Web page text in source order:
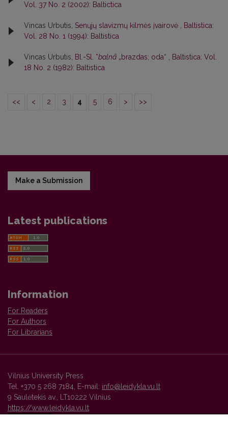
Vol. 37 No. 2 (2002): Baltictica
Vincas Urbutis, Senųjų slavizmų kilmės įvairovė , Baltistica:
Vol. 28 No. 1 (1994): Baltistica
Vincas Urbutis, Bl.-Sl. *balnā „brazdas; oda“ , Baltistica: Vol.
18 No. 2 (1982): Baltistica
<< < 2 3 4 5 6 > >>
Make a Submission
Latest publications
Information
For Readers
For Authors
For Librarians
Vilnius University Press
Tel. +370 5 268 7184, E-mail: info@leidykla.vu.lt
9 Saulėtekis av., LT10222 Vilnius
https://www.leidykla.vu.lt